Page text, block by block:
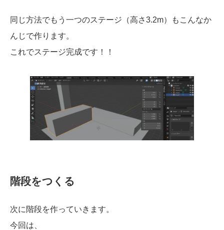
同じ方法でもう一つのステージ（高さ3.2m）もこんなか
んじで作ります。
これでステージ完成です！！
階段をつくる
次に階段を作っていきます。
今回は、